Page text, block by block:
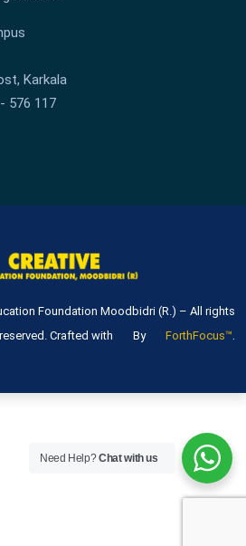
Karkala
576 117
Foundation Moodbidri (R.) – All rights
reserved. Crafted with
By ForthFocus™.
Need Help?Chat with us